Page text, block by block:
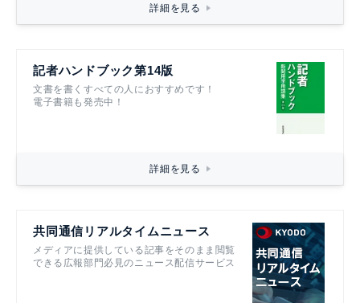
詳細を見る
記者ハンドブック第14版
文書を書くすべての人におすすめです！
電子書籍も発売中！
詳細を見る
共同通信リアルタイムニュース
メディアに提供している記事をそのまま閲覧
できる広報部門必見のニュース配信サービス